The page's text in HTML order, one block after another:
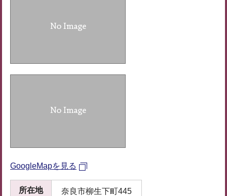
GoogleMapを見る
所在地 奈良市柳生下町445